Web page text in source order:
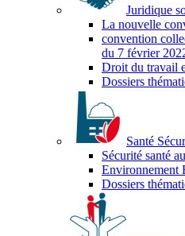
Juridique
La nouvelle
convention
du 7 février
Droit du travail
Dossiers
Santé
Sécurité santé
Environnement
Dossiers